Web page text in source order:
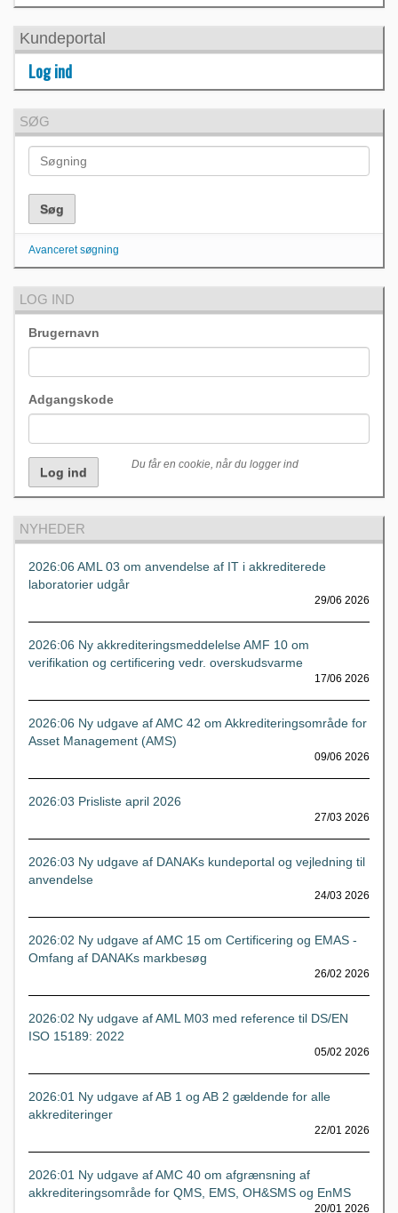
Kundeportal
Log ind
SØG
Avanceret søgning
LOG IND
Brugernavn
Adgangskode
Du får en cookie, når du logger ind
NYHEDER
2026:06 AML 03 om anvendelse af IT i akkrediterede
laboratorier udgår
29/06 2026
2026:06 Ny akkrediteringsmeddelelse AMF 10 om
verifikation og certificering vedr. overskudsvarme
17/06 2026
2026:06 Ny udgave af AMC 42 om Akkrediteringsområde for
Asset Management (AMS)
09/06 2026
2026:03 Prisliste april 2026
27/03 2026
2026:03 Ny udgave af DANAKs kundeportal og vejledning til
anvendelse
24/03 2026
2026:02 Ny udgave af AMC 15 om Certificering og EMAS -
Omfang af DANAKs markbesøg
26/02 2026
2026:02 Ny udgave af AML M03 med reference til DS/EN
ISO 15189: 2022
05/02 2026
2026:01 Ny udgave af AB 1 og AB 2 gældende for alle
akkrediteringer
22/01 2026
2026:01 Ny udgave af AMC 40 om afgrænsning af
akkrediteringsområde for QMS, EMS, OH&SMS og EnMS
20/01 2026